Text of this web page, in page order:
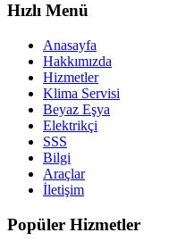
Hızlı Menü
Anasayfa
Hakkımızda
Hizmetler
Klima Servisi
Beyaz Eşya
Elektrikçi
SSS
Bilgi
Araçlar
İletişim
Popüler Hizmetler